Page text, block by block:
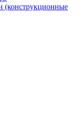
(конструкционные